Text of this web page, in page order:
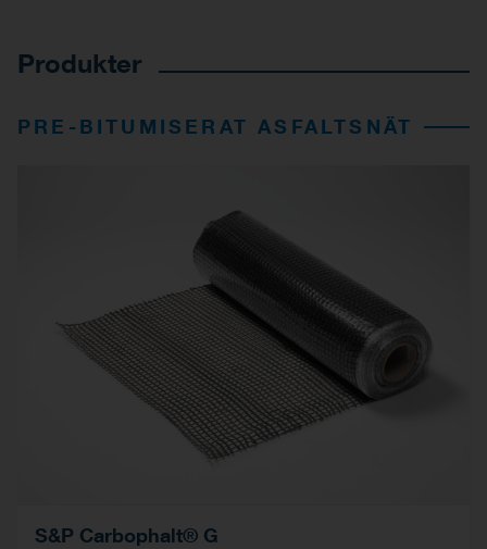
Produkter
PRE-BITUMISERAT ASFALTSNÄT
S&P Carbophalt® G